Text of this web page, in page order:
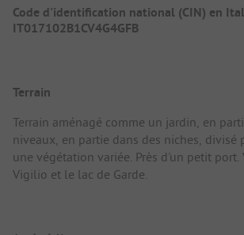
Code d'identification national (CIN) en
IT017102B1CV4G4GFB
Terrain
Terrain aménagé comme un jardin, en
niveaux, en partie dans des niches, divisé
une végétation variée. Près d'un petit port.
Vigilio et le lac de Garde.